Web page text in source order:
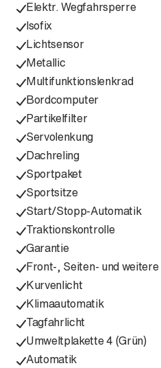
Elektr. Wegfahrsperre
Isofix
Lichtsensor
Metallic
Multifunktionslenkrad
Bordcomputer
Partikelfilter
Servolenkung
Dachreling
Sportpaket
Sportsitze
Start/Stopp-Automatik
Traktionskontrolle
Garantie
Front-, Seiten- und
Kurvenlicht
Klimaautomatik
Tagfahrlicht
Umweltplakette 4 (Grün)
Automatik